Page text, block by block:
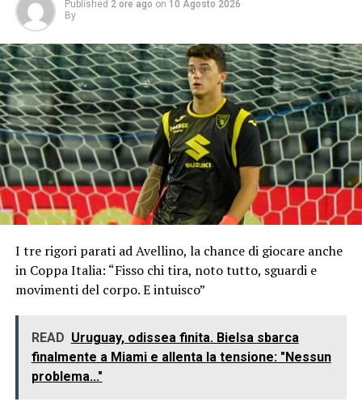
Published 2 ore ago on 10 Agosto 2026
By
I tre rigori parati ad Avellino, la chance di giocare anche
in Coppa Italia: “Fisso chi tira, noto tutto, sguardi e
movimenti del corpo. E intuisco”
READ Uruguay, odissea finita. Bielsa sbarca
finalmente a Miami e allenta la tensione: "Nessun
problema..."